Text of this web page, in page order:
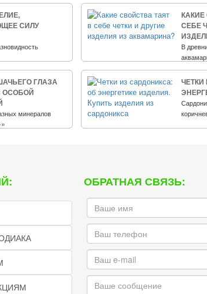
СИЛУ
КАКИЕ
СЕБЕ
В
ГЛАЗА
ОСОБОЙ
минералов
ОБРАТНАЯ СВЯЗЬ: